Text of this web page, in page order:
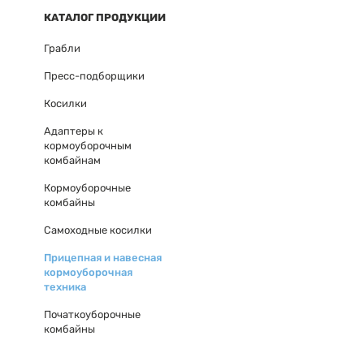
КАТАЛОГ ПРОДУКЦИИ
Грабли
Пресс-подборщики
Косилки
Адаптеры к
кормоуборочным
комбайнам
Кормоуборочные
комбайны
Самоходные косилки
Прицепная и навесная
кормоуборочная
техника
Початкоуборочные
комбайны